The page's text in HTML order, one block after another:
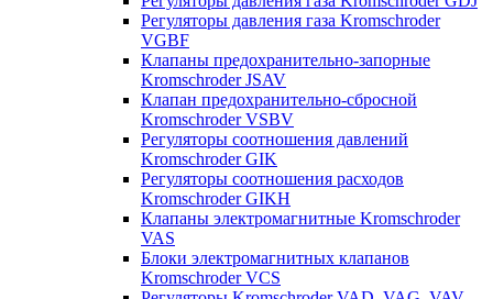
Регуляторы давления газа Kromschroder
VGBF
Клапаны предохранительно-запорные
Kromschroder JSAV
Клапан предохранительно-сбросной
Kromschroder VSBV
Регуляторы соотношения давлений
Kromschroder GIK
Регуляторы соотношения расходов
Kromschroder GIKH
Клапаны электромагнитные Kromschroder
VAS
Блоки электромагнитных клапанов
Kromschroder VCS